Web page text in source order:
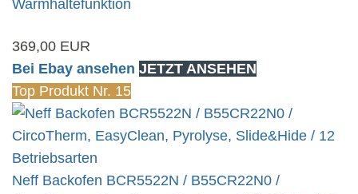
Warmhaltefunktion
369,00 EUR
Bei Ebay ansehen JETZT ANSEHEN
Top Produkt Nr. 15
Neff Backofen BCR5522N / B55CR22N0 /